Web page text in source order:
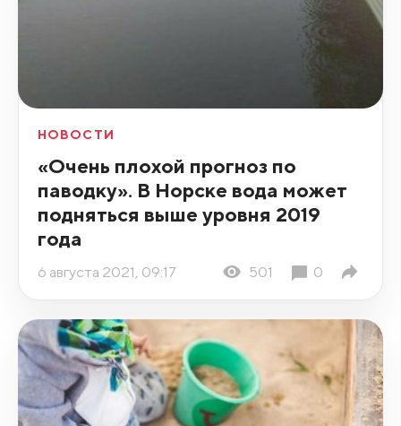
НОВОСТИ
«Очень плохой прогноз по
паводку». В Норске вода может
подняться выше уровня 2019
года
6 августа 2021, 09:17 501 0